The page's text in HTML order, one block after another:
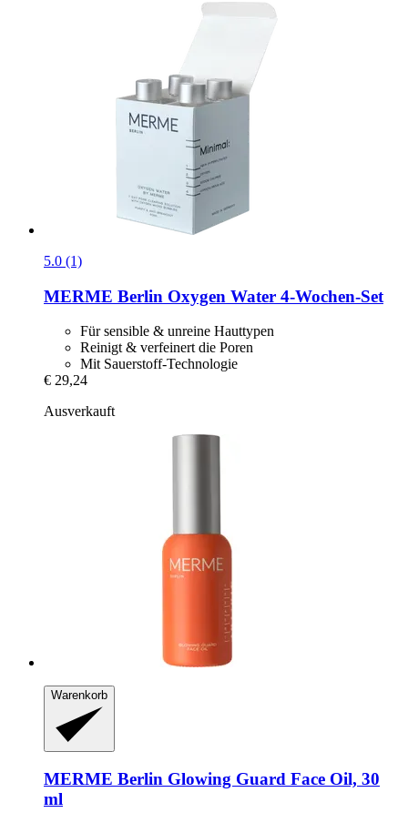
5.0 (1)
MERME Berlin Oxygen Water 4-​Wochen-​Set
Für sensible & unreine Hauttypen
Reinigt & verfeinert die Poren
Mit Sauerstoff-Technologie
€ 29,24
Ausverkauft
Warenkorb
MERME Berlin Glowing Guard Face Oil, 30
ml